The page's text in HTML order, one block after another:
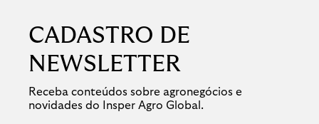
CADASTRO DE
NEWSLETTER
Receba conteúdos sobre agronegócios e
novidades do Insper Agro Global.